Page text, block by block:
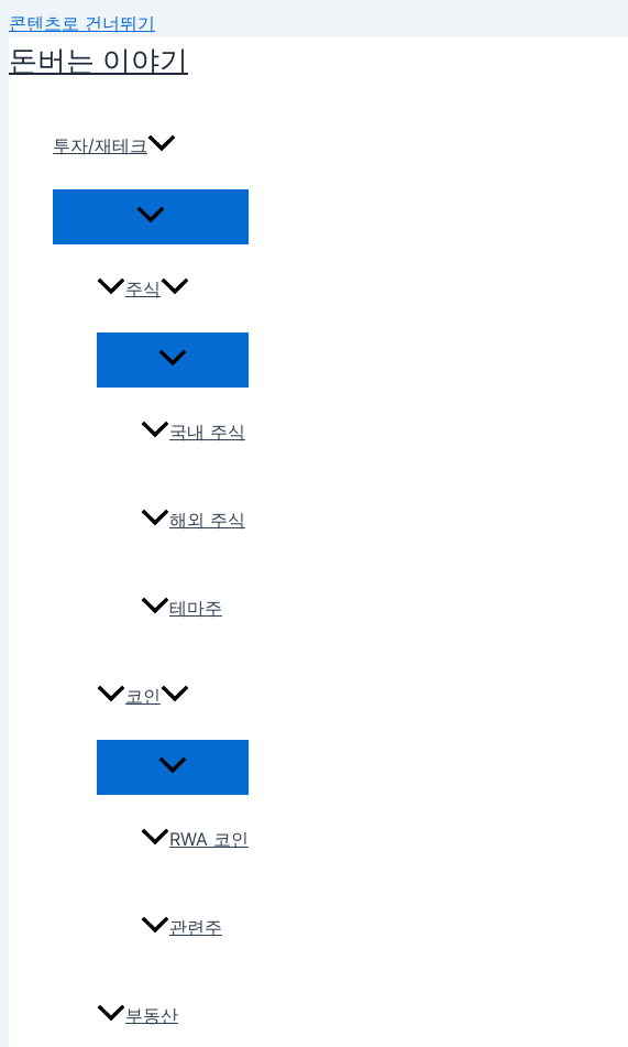
콘텐츠로 건너뛰기
돈버는 이야기
투자/재테크
주식
국내 주식
해외 주식
테마주
코인
RWA 코인
관련주
부동산